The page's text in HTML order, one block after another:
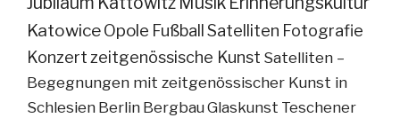
KatowiceOpole FußballSatelliten Fotografie
Konzertzeitgenössische Kunst Satelliten –
Begegnungen mit zeitgenössischer Kunst in
Schlesien Berlin BergbauGlaskunst Teschener